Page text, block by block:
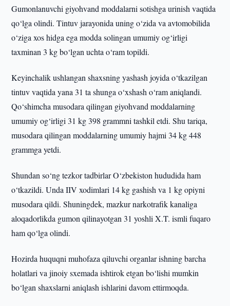
Gumonlanuvchi giyohvand moddalarni sotishga urinish vaqtida
qo‘lga olindi. Tintuv jarayonida uning o‘zida va avtomobilida
o‘ziga xos hidga ega modda solingan umumiy og‘irligi
taxminan 3 kg bo‘lgan uchta o‘ram topildi.
Keyinchalik ushlangan shaxsning yashash joyida o‘tkazilgan
tintuv vaqtida yana 31 ta shunga o‘xshash o‘ram aniqlandi.
Qo‘shimcha musodara qilingan giyohvand moddalarning
umumiy og‘irligi 31 kg 398 grammni tashkil etdi. Shu tariqa,
musodara qilingan moddalarning umumiy hajmi 34 kg 448
grammga yetdi.
Shundan so‘ng tezkor tadbirlar O‘zbekiston hududida ham
o‘tkazildi. Unda IIV xodimlari 14 kg gashish va 1 kg opiyni
musodara qildi. Shuningdek, mazkur narkotrafik kanaliga
aloqadorlikda gumon qilinayotgan 31 yoshli X.T. ismli fuqaro
ham qo‘lga olindi.
Hozirda huquqni muhofaza qiluvchi organlar ishning barcha
holatlari va jinoiy sxemada ishtirok etgan bo‘lishi mumkin
bo‘lgan shaxslarni aniqlash ishlarini davom ettirmoqda.